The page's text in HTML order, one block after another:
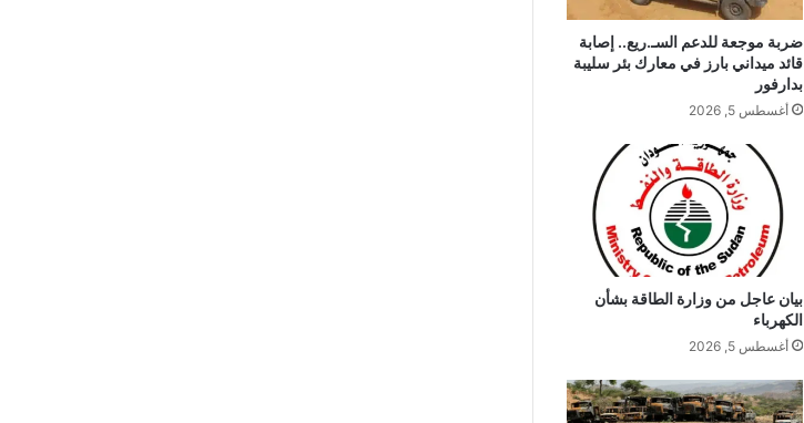
ضربة موجعة للدعم السـ.ريع.. إصابة
قائد ميداني بارز في معارك بئر سليبة
بدارفور
أغسطس 5, 2026
بيان عاجل من وزارة الطاقة بشأن
الكهرباء
أغسطس 5, 2026